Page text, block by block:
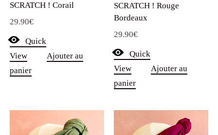
SCRATCH ! Corail
29.90€
Quick
View
Ajouter au
panier
SCRATCH ! Rouge
Bordeaux
29.90€
Quick
View
Ajouter au
panier